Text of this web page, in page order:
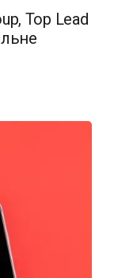
Top Lead